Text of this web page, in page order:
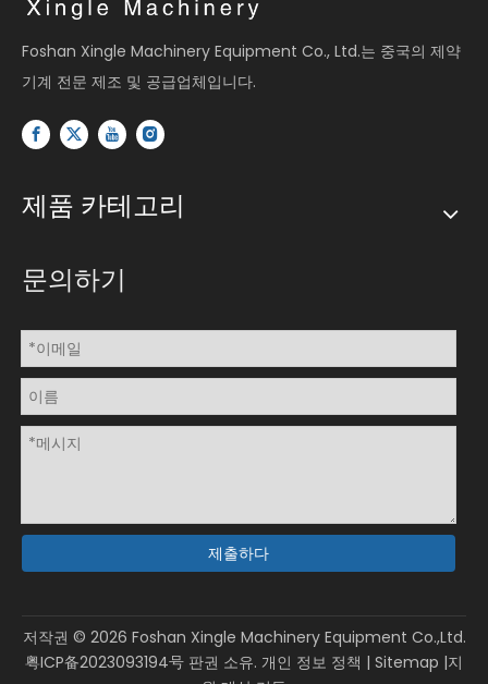
Foshan Xingle Machinery Equipment Co., Ltd.는 중국의 제약
기계 전문 제조 및 공급업체입니다.
제품 카테고리
문의하기
제출하다
저작권 © 2026 Foshan Xingle Machinery Equipment Co.,Ltd.
粤ICP备2023093194号 판권 소유. 개인 정보 정책 | Sitemap |지